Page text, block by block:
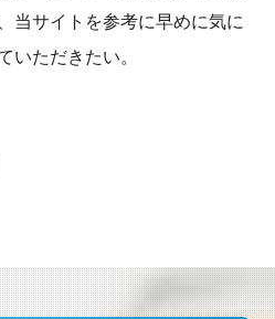
当サイトを参考に早めに気に
いただきたい。